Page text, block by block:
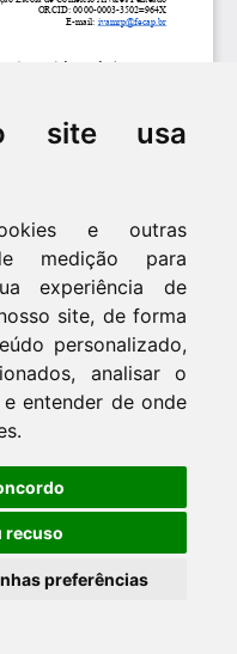
site usa
e outras
medição para
experiência de
site, de forma
personalizado,
analisar o
entender de onde
recuso
preferências